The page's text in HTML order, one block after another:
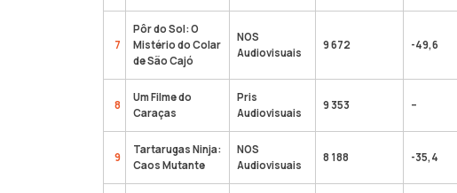
7
Pôr do Sol: O
Mistério do Colar
de São Cajó
NOS
Audiovisuais
9 672 -49,6
8
Um Filme do
Caraças
Pris
Audiovisuais
9 353 –
9
Tartarugas Ninja:
Caos Mutante
NOS
Audiovisuais
8 188 -35,4